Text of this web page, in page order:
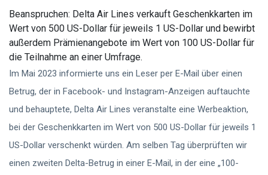
Beanspruchen: Delta Air Lines verkauft Geschenkkarten im
Wert von 500 US-Dollar für jeweils 1 US-Dollar und bewirbt
außerdem Prämienangebote im Wert von 100 US-Dollar für
die Teilnahme an einer Umfrage.
Im Mai 2023 informierte uns ein Leser per E-Mail über einen
Betrug, der in Facebook- und Instagram-Anzeigen auftauchte
und behauptete, Delta Air Lines veranstalte eine Werbeaktion,
bei der Geschenkkarten im Wert von 500 US-Dollar für jeweils 1
US-Dollar verschenkt würden. Am selben Tag überprüften wir
einen zweiten Delta-Betrug in einer E-Mail, in der eine „100-